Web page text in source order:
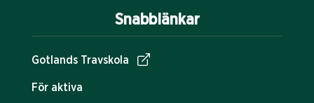
Snabblänkar
Gotlands Travskola
För aktiva